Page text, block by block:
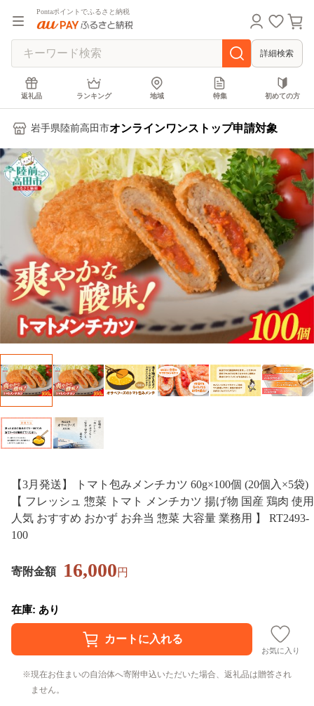
Pontaポイントでふるさと納税
詳細検索
返礼品 ランキング 地域 特集 初めての方
岩手県陸前高田市オンラインワンストップ申請対象
【3月発送】 トマト包みメンチカツ 60g×100個 (20個入×5袋)
【 フレッシュ 惣菜 トマト メンチカツ 揚げ物 国産 鶏肉 使用
人気 おすすめ おかず お弁当 惣菜 大容量 業務用 】 RT2493-
100
寄附金額 16,000円
在庫: あり
お気に入り
現在お住まいの自治体へ寄附申込いただいた場合、返礼品は贈答され
ません。